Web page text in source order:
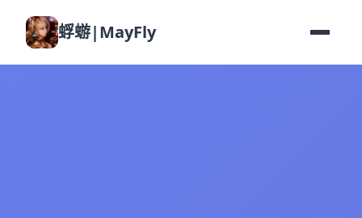
蜉蝣|MayFly